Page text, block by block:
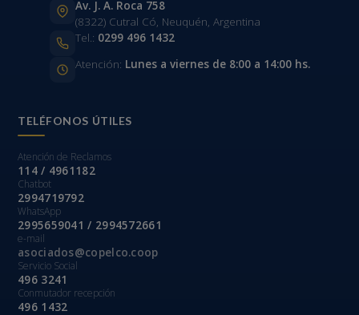
Av. J. A. Roca 758
(8322) Cutral Có, Neuquén, Argentina
Tel.: 0299 496 1432
Atención: Lunes a viernes de 8:00 a 14:00 hs.
TELÉFONOS ÚTILES
Atención de Reclamos
114 / 4961182
Chatbot
2994719792
WhatsApp
2995659041 / 2994572661
e-mail
asociados@copelco.coop
Servicio Social
496 3241
Conmutador recepción
496 1432